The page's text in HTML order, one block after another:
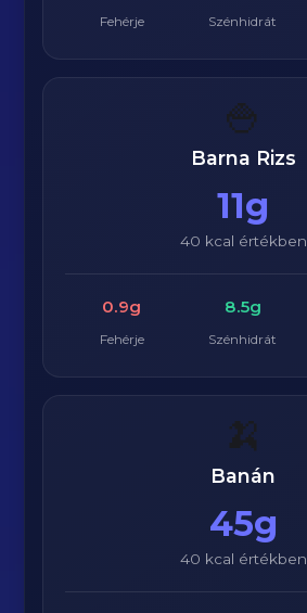
Fehérje Szénhidrát
🍚
Barna Rizs
11g
40 kcal értékben
0.9g
Fehérje
8.5g
Szénhidrát
🍌
Banán
45g
40 kcal értékben